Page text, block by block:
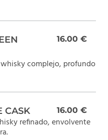
16.00 €
complejo, profundo
CASK 16.00 €
refinado, envolvente